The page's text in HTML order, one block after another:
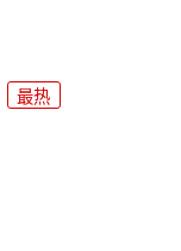
最热